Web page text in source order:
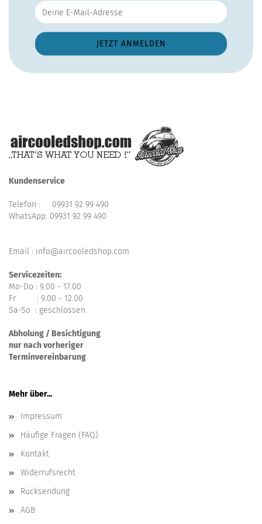
Kundenservice
Telefon : 09931 92 99 490
WhatsApp: 09931 92 99 490
Email : info@aircooledshop.com
Servicezeiten:
Mo-Do : 9.00 - 17.00
Fr : 9.00 - 12.00
Sa-So : geschlossen
Abholung / Besichtigung
nur nach vorheriger
Terminvereinbarung
Mehr über...
Impressum
Häufige Fragen (FAQ)
Kontakt
Widerrufsrecht
Rücksendung
AGB